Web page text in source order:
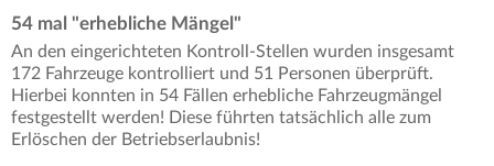
54 mal "erhebliche Mängel"
An den eingerichteten Kontroll-Stellen wurden insgesamt
172 Fahrzeuge kontrolliert und 51 Personen überprüft.
Hierbei konnten in 54 Fällen erhebliche Fahrzeugmängel
festgestellt werden! Diese führten tatsächlich alle zum
Erlöschen der Betriebserlaubnis!